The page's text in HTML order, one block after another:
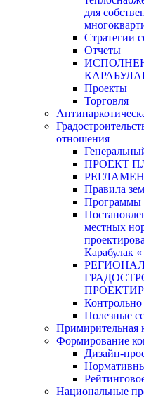
для
Стратегии
Отчеты
Проекты
Торговля
отношения
ПРОЕКТ
Правила
Программы
местных
Карабулак «
Контрольно
Полезные
Примирительная
Формирование
Дизайн-
Национальные